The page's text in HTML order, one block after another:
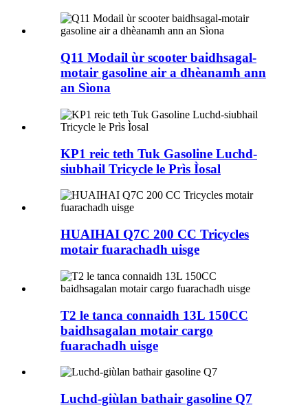
Q11 Modail ùr scooter baidhsagal-
motair gasoline air a dhèanamh ann
an Sìona
KP1 reic teth Tuk Gasoline Luchd-
siubhail Tricycle le Prìs Ìosal
HUAIHAI Q7C 200 CC Tricycles
motair fuarachadh uisge
T2 le tanca connaidh 13L 150CC
baidhsagalan motair cargo
fuarachadh uisge
Luchd-giùlan bathair gasoline Q7